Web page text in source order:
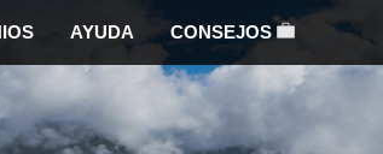
AYUDA CONSEJOS